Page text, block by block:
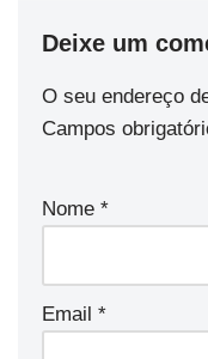
Deixe um
O seu endereço
Campos
Nome *
Email *